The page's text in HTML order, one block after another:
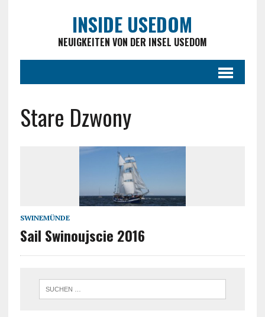
INSIDE USEDOM
NEUIGKEITEN VON DER INSEL USEDOM
Stare Dzwony
SWINEMÜNDE
Sail Swinoujscie 2016